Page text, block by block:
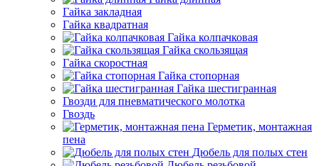
Гайка закладная
Гайка квадратная
Гайка колпачковая
Гайка скользящая
Гайка скоростная
Гайка стопорная
Гайка шестигранная
Гвозди для пневматического молотка
Гвоздь
Герметик, монтажная
пена
Дюбель для полых стен